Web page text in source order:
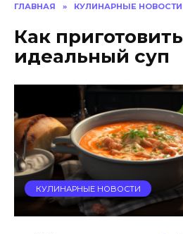
ГЛАВНАЯ » КУЛИНАРНЫЕ НОВОСТИ
Как приготовить
идеальный суп
КУЛИНАРНЫЕ НОВОСТИ